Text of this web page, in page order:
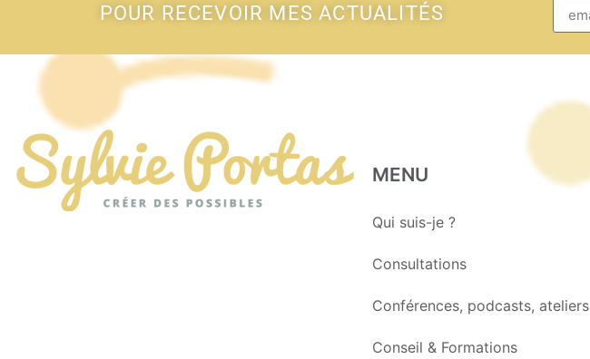
POUR RECEVOIR MES ACTUALITÉS
MENU
Qui suis-je ?
Consultations
Conférences, podcasts, ateliers
Conseil & Formations